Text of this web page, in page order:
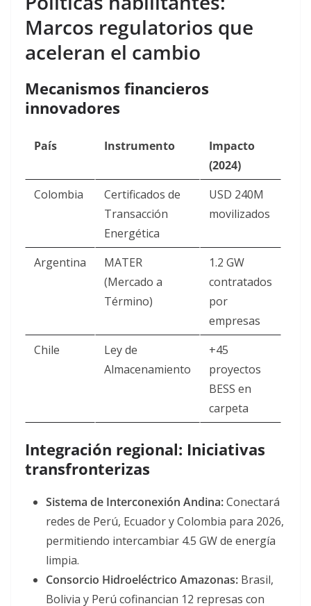
Marcos regulatorios que
aceleran el cambio
Mecanismos financieros
innovadores
País Instrumento
Impacto
(2024)
Colombia
Certificados de
Transacción
Energética
USD 240M
movilizados
Argentina
MATER
(Mercado a
Término)
1.2 GW
contratados
por
empresas
Chile
Ley de
Almacenamiento
+45
proyectos
BESS en
carpeta
Integración regional: Iniciativas
transfronterizas
Sistema de Interconexión Andina:Conectará
redes de Perú, Ecuador y Colombia para 2026,
permitiendo intercambiar 4.5 GW de energía
limpia.
Consorcio Hidroeléctrico Amazonas: Brasil,
Bolivia y Perú cofinancian 12 represas con